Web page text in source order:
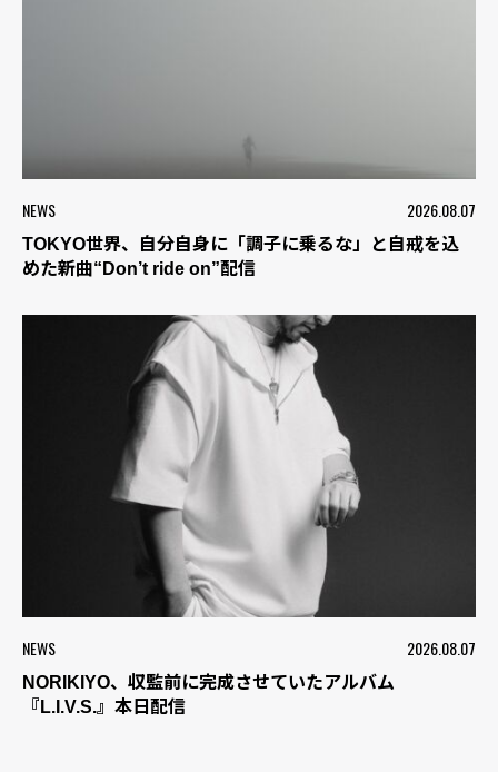
NEWS 2026.08.07
TOKYO世界、自分自身に「調子に乗るな」と自戒を込
めた新曲“Don’t ride on”配信
NEWS 2026.08.07
NORIKIYO、収監前に完成させていたアルバム
『L.I.V.S.』本日配信